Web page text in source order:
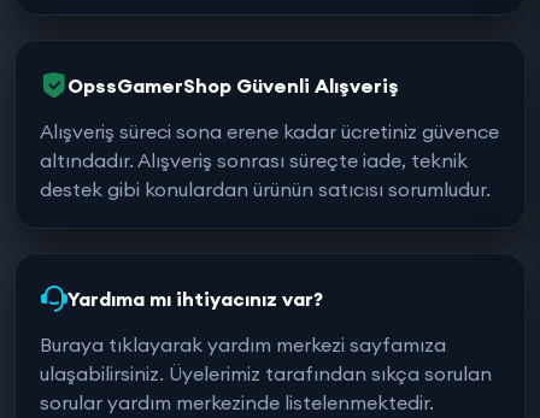
OpssGamerShop Güvenli Alışveriş
Alışveriş süreci sona erene kadar ücretiniz güvence
altındadır. Alışveriş sonrası süreçte iade, teknik
destek gibi konulardan ürünün satıcısı sorumludur.
Yardıma mı ihtiyacınız var?
Buraya tıklayarak yardım merkezi sayfamıza
ulaşabilirsiniz. Üyelerimiz tarafından sıkça sorulan
sorular yardım merkezinde listelenmektedir.